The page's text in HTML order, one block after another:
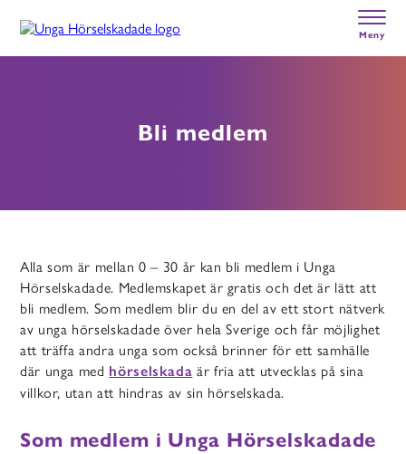
main
content
Meny
Bli medlem
Alla som är mellan 0 – 30 år kan bli medlem i Unga
Hörselskadade. Medlemskapet är gratis och det är lätt att
bli medlem. Som medlem blir du en del av ett stort nätverk
av unga hörselskadade över hela Sverige och får möjlighet
att träffa andra unga som också brinner för ett samhälle
där unga med hörselskada är fria att utvecklas på sina
villkor, utan att hindras av sin hörselskada.
Som medlem i Unga Hörselskadade